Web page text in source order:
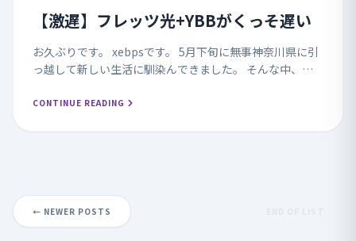
【激遅】フレッツ光+YBBがくっそ遅い
お久ぶりです。 xebpsです。 5月下旬に無事神奈川県に引
っ越して新しい生活に馴染んできました。 そんな中、一
た。 それは 18時～24時 の間でイ...
CONTINUE READING
← NEWER POSTS